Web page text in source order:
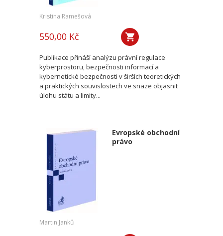
Kristina Ramešová
550,00 Kč
Publikace přináší analýzu právní regulace
kyberprostoru, bezpečnosti informací a
kybernetické bezpečnosti v širších teoretických
a praktických souvislostech ve snaze objasnit
úlohu státu a limity...
Evropské obchodní
právo
Martin Janků